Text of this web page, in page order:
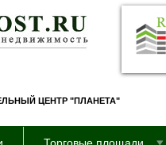
ЦЕНТР "ПЛАНЕТА"